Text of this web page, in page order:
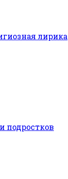
лирика
подростков